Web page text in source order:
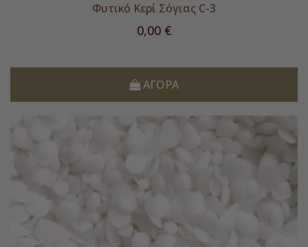
Φυτικό Κερί Σόγιας C-3
Τιμή
0,00 €
ΑΓΟΡΆ